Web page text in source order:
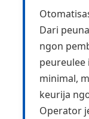
Dari
ngon
peureulee
minimal,
keurija
Operator